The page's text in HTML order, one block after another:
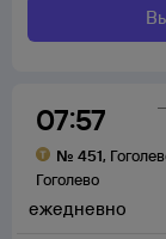
07:57
№ 451,
Гоголево
ежедневно